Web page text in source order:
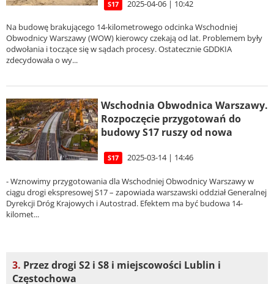
S17 2025-04-06 | 10:42
Na budowę brakującego 14-kilometrowego odcinka Wschodniej
Obwodnicy Warszawy (WOW) kierowcy czekają od lat. Problemem były
odwołania i toczące się w sądach procesy. Ostatecznie GDDKIA
zdecydowała o wy...
Wschodnia Obwodnica Warszawy.
Rozpoczęcie przygotowań do
budowy S17 ruszy od nowa
S17 2025-03-14 | 14:46
- Wznowimy przygotowania dla Wschodniej Obwodnicy Warszawy w
ciągu drogi ekspresowej S17 – zapowiada warszawski oddział Generalnej
Dyrekcji Dróg Krajowych i Autostrad. Efektem ma być budowa 14-
kilomet...
3. Przez drogi S2 i S8 i miejscowości Lublin i
Częstochowa